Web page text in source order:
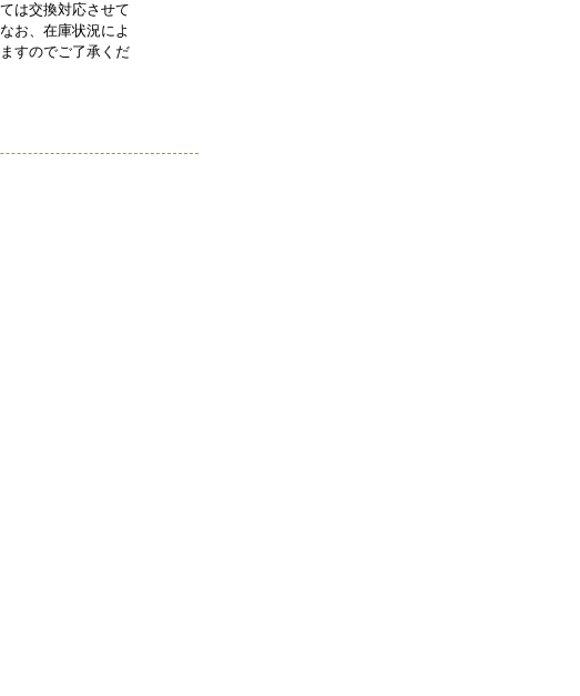
は交換対応させて
お、在庫状況によ
すのでご了承くだ